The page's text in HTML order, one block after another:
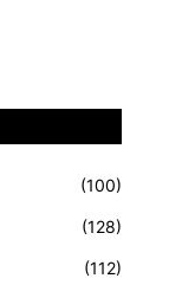
(100)
(128)
(112)